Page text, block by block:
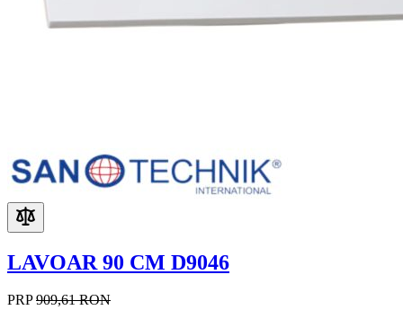
LAVOAR 90 CM D9046
PRP 909,61 RON